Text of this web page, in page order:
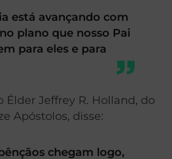
está avançando com
plano que nosso Pai
para eles e para
Élder Jeffrey R. Holland, do
Apóstolos, disse:
chegam logo,